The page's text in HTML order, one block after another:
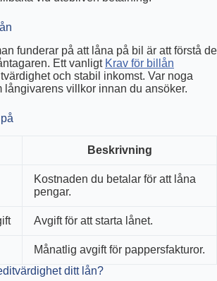
funderar på att låna på bil är att förstå de
Ett vanligt Krav för billån
och stabil inkomst. Var noga
långivarens villkor innan du ansöker.
Beskrivning
Kostnaden du betalar för att låna
pengar.
Avgift för att starta lånet.
Månatlig avgift för pappersfakturor.
ditt lån?